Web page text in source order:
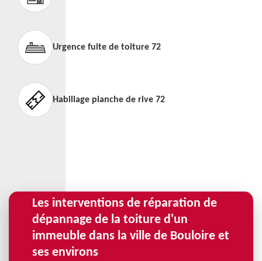
Urgence fuite de toiture 72
Habillage planche de rive 72
Les interventions de réparation de
dépannage de la toiture d'un
immeuble dans la ville de Bouloire et
ses environs